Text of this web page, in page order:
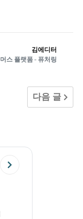
김에디터
스 플랫폼 - 퓨처링
다음 글